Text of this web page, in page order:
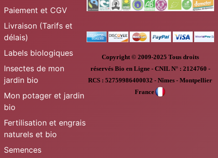
Paiement et CGV
Livraison (Tarifs et
délais)
Labels biologiques
Insectes de mon
jardin bio
Mon potager et jardin
bio
Fertilisation et engrais
naturels et bio
Semences
Copyright © 2009-2025 Tous droits
réservésBio en Ligne - CNIL N° : 2124760 -
RCS : 52759986400032 - Nîmes - Montpellier
France